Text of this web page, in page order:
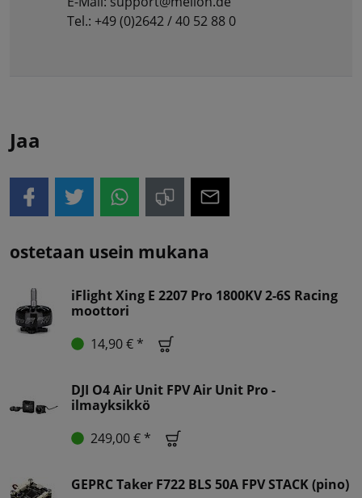
Tel.: +49 (0)2642 / 40 52 88 0
Jaa
ostetaan usein mukana
iFlight Xing E 2207 Pro 1800KV 2-6S Racing
moottori
14,90 € *
DJI O4 Air Unit FPV Air Unit Pro -
ilmayksikkö
249,00 € *
GEPRC Taker F722 BLS 50A FPV STACK (pino)